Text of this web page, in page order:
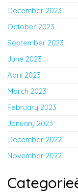
December 2023
October 2023
September 2023
June 2023
April 2023
March 2023
February 2023
January 2023
December 2022
November 2022